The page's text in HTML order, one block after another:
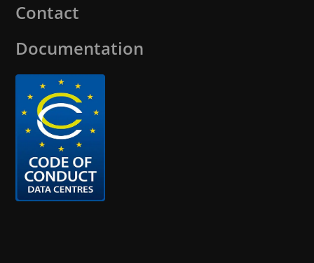
Contact
Documentation